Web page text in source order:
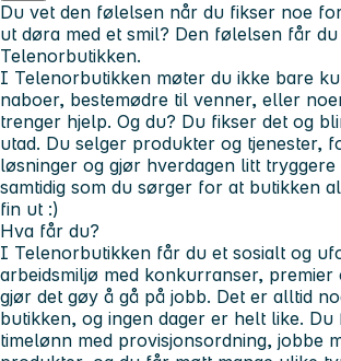
Du vet den følelsen når du fikser noe
ut døra med et smil? Den følelsen får
Telenorbutikken.
I Telenorbutikken møter du ikke bare
naboer, bestemødre til venner, eller
trenger hjelp. Og du? Du fikser det og
utad. Du selger produkter og tjenester,
løsninger og gjør hverdagen litt
samtidig som du sørger for at butikken
fin ut :)
Hva får du?
I Telenorbutikken får du et sosialt og
arbeidsmiljø med konkurranser,
gjør det gøy å gå på jobb. Det er alltid
butikken, og ingen dager er helt like.
timelønn med provisjonsordning, jobbe